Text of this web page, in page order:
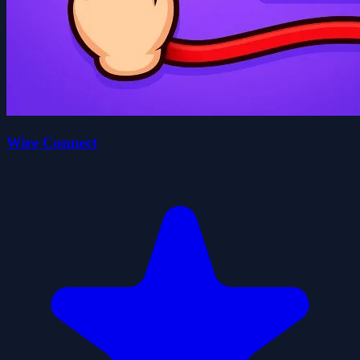
Wire Connect